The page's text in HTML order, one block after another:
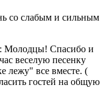
со слабым и сильным
Спасибо и
веселую песенку
лежу" все вместе. (
гостей на общую